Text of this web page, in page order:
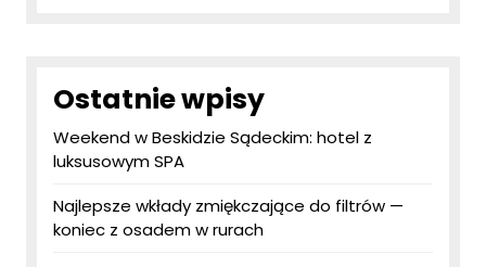
Ostatnie wpisy
Weekend w Beskidzie Sądeckim: hotel z
luksusowym SPA
Najlepsze wkłady zmiękczające do filtrów —
koniec z osadem w rurach